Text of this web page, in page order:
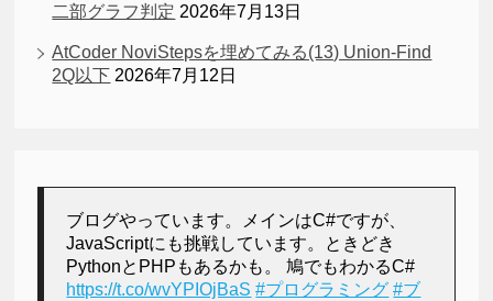
二部グラフ判定 2026年7月13日
AtCoder NoviStepsを埋めてみる(13) Union-Find
2Q以下 2026年7月12日
ブログやっています。メインはC#ですが、
JavaScriptにも挑戦しています。ときどき
PythonとPHPもあるかも。 鳩でもわかるC#
https://t.co/wvYPIOjBaS #プログラミング #ブ